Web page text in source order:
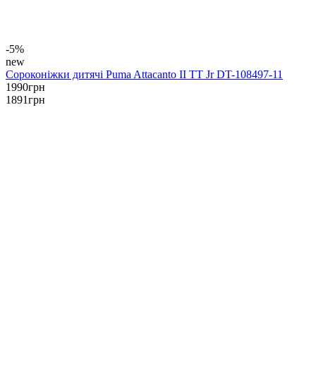
-5%
new
Сороконіжки дитячі Puma Attacanto II TT Jr DT-108497-11
1990грн
1891грн